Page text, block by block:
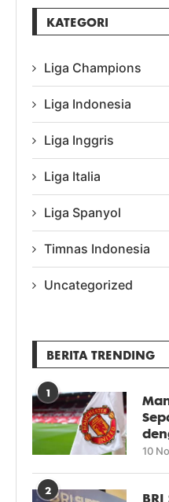
KATEGORI
Liga Champions
Liga Indonesia
Liga Inggris
Liga Italia
Liga Spanyol
Timnas Indonesia
Uncategorized
BERITA TRENDING
1
10
2